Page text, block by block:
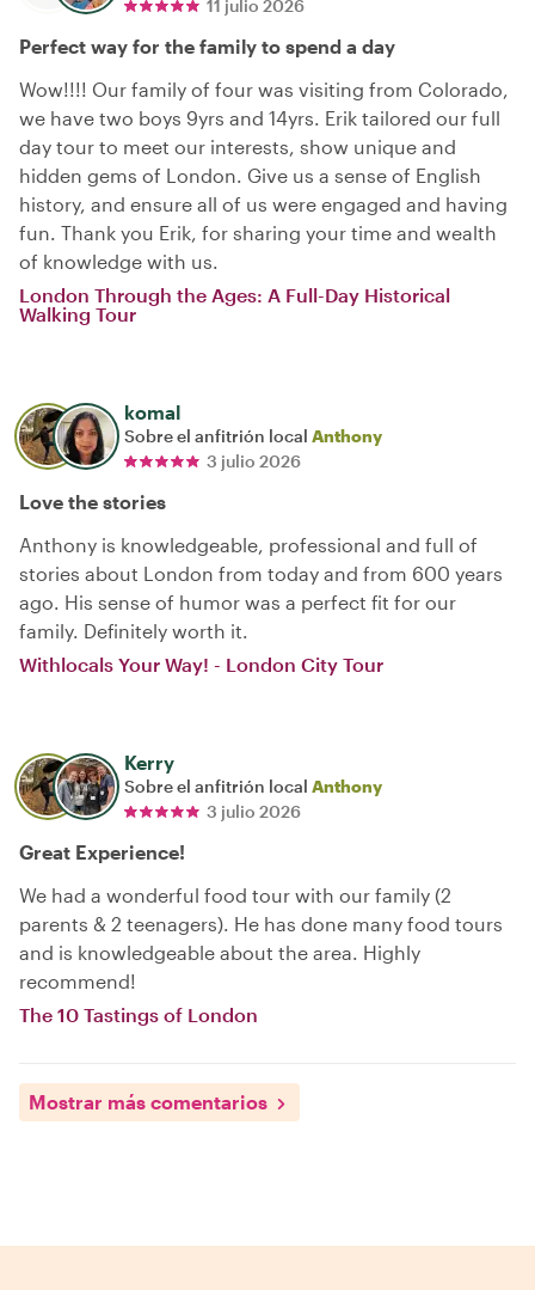
11 julio 2026
Perfect way for the family to spend a day
Wow!!!! Our family of four was visiting from Colorado,
we have two boys 9yrs and 14yrs. Erik tailored our full
day tour to meet our interests, show unique and
hidden gems of London. Give us a sense of English
history, and ensure all of us were engaged and having
fun. Thank you Erik, for sharing your time and wealth
of knowledge with us.
London Through the Ages: A Full-Day Historical
Walking Tour
komal
Sobre el anfitrión local Anthony
3 julio 2026
Love the stories
Anthony is knowledgeable, professional and full of
stories about London from today and from 600 years
ago. His sense of humor was a perfect fit for our
family. Definitely worth it.
Withlocals Your Way! - London City Tour
Kerry
Sobre el anfitrión local Anthony
3 julio 2026
Great Experience!
We had a wonderful food tour with our family (2
parents & 2 teenagers). He has done many food tours
and is knowledgeable about the area. Highly
recommend!
The 10 Tastings of London
Mostrar más comentarios